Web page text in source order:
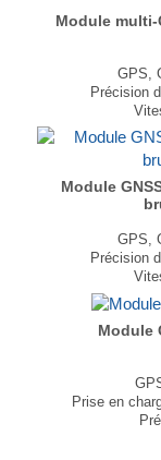
Module multi-
GPS,
Précision
Module
GPS,
Précision
Module
Prise en